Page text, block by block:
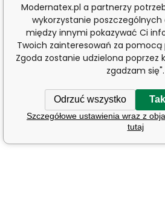
Modernatex.pl a partnerzy
wykorzystanie
między innymi pokazywać Ci
Twoich zainteresowań za pomocą
Zgoda zostanie udzielona poprzez
zgadzam się".
Odrzuć wszystko
Szczegółowe ustawienia wraz z
tutaj